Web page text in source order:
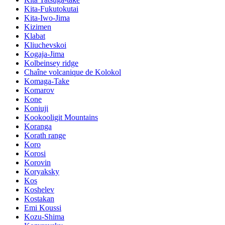
Kita-Fukutokutai
Kita-Iwo-Jima
Kizimen
Klabat
Kliuchevskoi
Kogaja-Jima
Kolbeinsey ridge
Chaîne volcanique de Kolokol
Komaga-Take
Komarov
Kone
Koniuji
Kookooligit Mountains
Koranga
Korath range
Koro
Korosi
Korovin
Koryaksky
Kos
Koshelev
Kostakan
Emi Koussi
Kozu-Shima